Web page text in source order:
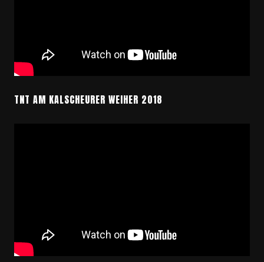
TNT AM KALSCHEURER WEIHER 2018